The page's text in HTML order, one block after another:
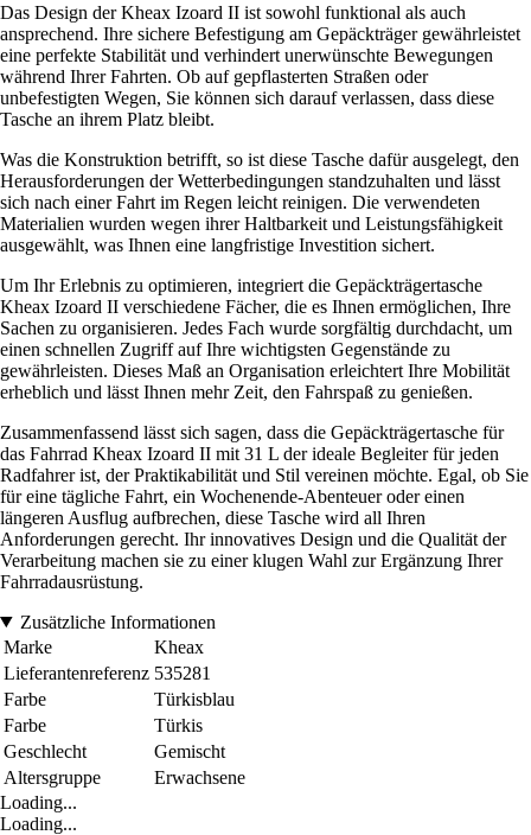
Das Design der Kheax Izoard II ist sowohl funktional als auch
ansprechend. Ihre sichere Befestigung am Gepäckträger gewährleistet
eine perfekte Stabilität und verhindert unerwünschte Bewegungen
während Ihrer Fahrten. Ob auf gepflasterten Straßen oder
unbefestigten Wegen, Sie können sich darauf verlassen, dass diese
Tasche an ihrem Platz bleibt.
Was die Konstruktion betrifft, so ist diese Tasche dafür ausgelegt, den
Herausforderungen der Wetterbedingungen standzuhalten und lässt
sich nach einer Fahrt im Regen leicht reinigen. Die verwendeten
Materialien wurden wegen ihrer Haltbarkeit und Leistungsfähigkeit
ausgewählt, was Ihnen eine langfristige Investition sichert.
Um Ihr Erlebnis zu optimieren, integriert die Gepäckträgertasche
Kheax Izoard II verschiedene Fächer, die es Ihnen ermöglichen, Ihre
Sachen zu organisieren. Jedes Fach wurde sorgfältig durchdacht, um
einen schnellen Zugriff auf Ihre wichtigsten Gegenstände zu
gewährleisten. Dieses Maß an Organisation erleichtert Ihre Mobilität
erheblich und lässt Ihnen mehr Zeit, den Fahrspaß zu genießen.
Zusammenfassend lässt sich sagen, dass die Gepäckträgertasche für
das Fahrrad Kheax Izoard II mit 31 L der ideale Begleiter für jeden
Radfahrer ist, der Praktikabilität und Stil vereinen möchte. Egal, ob Sie
für eine tägliche Fahrt, ein Wochenende-Abenteuer oder einen
längeren Ausflug aufbrechen, diese Tasche wird all Ihren
Anforderungen gerecht. Ihr innovatives Design und die Qualität der
Verarbeitung machen sie zu einer klugen Wahl zur Ergänzung Ihrer
Fahrradausrüstung.
Zusätzliche Informationen
Marke
Kheax
Lieferantenreferenz 535281
Farbe
Türkisblau
Farbe
Türkis
Geschlecht
Gemischt
Altersgruppe
Erwachsene
Loading...
Loading...